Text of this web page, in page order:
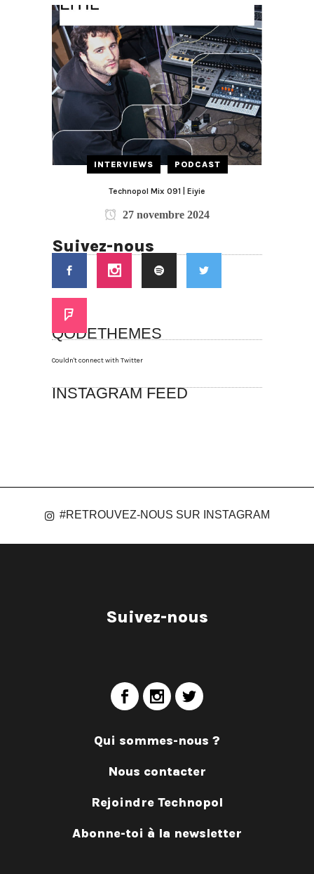
INTERVIEWS PODCAST
Technopol Mix 091 | Eiyie
27 novembre 2024
Suivez-nous
QODETHEMES
Couldn't connect with Twitter
INSTAGRAM FEED
#RETROUVEZ-NOUS SUR INSTAGRAM
Suivez-nous
Qui sommes-nous ?
Nous contacter
Rejoindre Technopol
Abonne-toi à la newsletter